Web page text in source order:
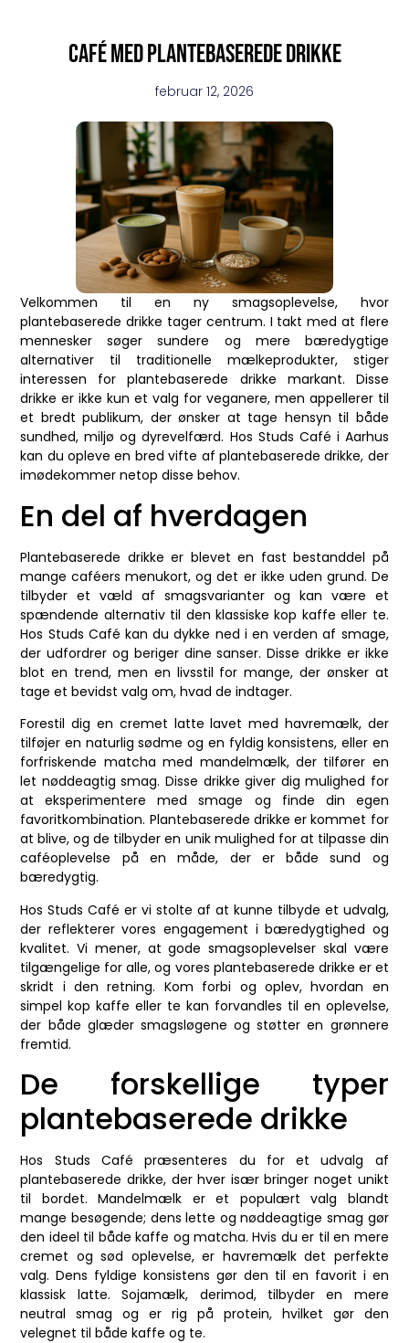
Café med plantebaserede drikke
februar 12, 2026
Velkommen til en ny smagsoplevelse, hvor
plantebaserede drikke tager centrum. I takt med at flere
mennesker søger sundere og mere bæredygtige
alternativer til traditionelle mælkeprodukter, stiger
interessen for plantebaserede drikke markant. Disse
drikke er ikke kun et valg for veganere, men appellerer til
et bredt publikum, der ønsker at tage hensyn til både
sundhed, miljø og dyrevelfærd. Hos Studs Café i Aarhus
kan du opleve en bred vifte af plantebaserede drikke, der
imødekommer netop disse behov.
En del af hverdagen
Plantebaserede drikke er blevet en fast bestanddel på
mange caféers menukort, og det er ikke uden grund. De
tilbyder et væld af smagsvarianter og kan være et
spændende alternativ til den klassiske kop kaffe eller te.
Hos Studs Café kan du dykke ned i en verden af smage,
der udfordrer og beriger dine sanser. Disse drikke er ikke
blot en trend, men en livsstil for mange, der ønsker at
tage et bevidst valg om, hvad de indtager.
Forestil dig en cremet latte lavet med havremælk, der
tilføjer en naturlig sødme og en fyldig konsistens, eller en
forfriskende matcha med mandelmælk, der tilfører en
let nøddeagtig smag. Disse drikke giver dig mulighed for
at eksperimentere med smage og finde din egen
favoritkombination. Plantebaserede drikke er kommet for
at blive, og de tilbyder en unik mulighed for at tilpasse din
caféoplevelse på en måde, der er både sund og
bæredygtig.
Hos Studs Café er vi stolte af at kunne tilbyde et udvalg,
der reflekterer vores engagement i bæredygtighed og
kvalitet. Vi mener, at gode smagsoplevelser skal være
tilgængelige for alle, og vores plantebaserede drikke er et
skridt i den retning. Kom forbi og oplev, hvordan en
simpel kop kaffe eller te kan forvandles til en oplevelse,
der både glæder smagsløgene og støtter en grønnere
fremtid.
De forskellige typer
plantebaserede drikke
Hos Studs Café præsenteres du for et udvalg af
plantebaserede drikke, der hver især bringer noget unikt
til bordet. Mandelmælk er et populært valg blandt
mange besøgende; dens lette og nøddeagtige smag gør
den ideel til både kaffe og matcha. Hvis du er til en mere
cremet og sød oplevelse, er havremælk det perfekte
valg. Dens fyldige konsistens gør den til en favorit i en
klassisk latte. Sojamælk, derimod, tilbyder en mere
neutral smag og er rig på protein, hvilket gør den
velegnet til både kaffe og te.